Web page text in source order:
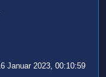
Januar 2023, 00:10:59